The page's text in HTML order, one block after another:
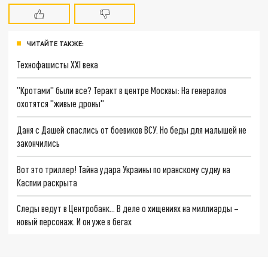
ЧИТАЙТЕ ТАКЖЕ:
Технофашисты XXI века
"Кротами" были все? Теракт в центре Москвы: На генералов
охотятся "живые дроны"
Даня с Дашей спаслись от боевиков ВСУ. Но беды для малышей не
закончились
Вот это триллер! Тайна удара Украины по иранскому судну на
Каспии раскрыта
Следы ведут в Центробанк… В деле о хищениях на миллиарды –
новый персонаж. И он уже в бегах